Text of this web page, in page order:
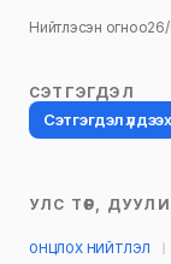
Нийтлэсэн огноо
СЭТГЭГДЭЛ
Сэтгэгдэл үлдээх
Таны имэйл
УЛС ТӨР,
ОНЦЛОХ НИЙТЛЭЛ